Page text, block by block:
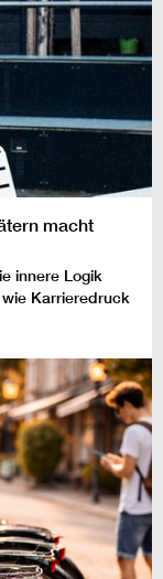
macht
innere Logik
Karrieredruck